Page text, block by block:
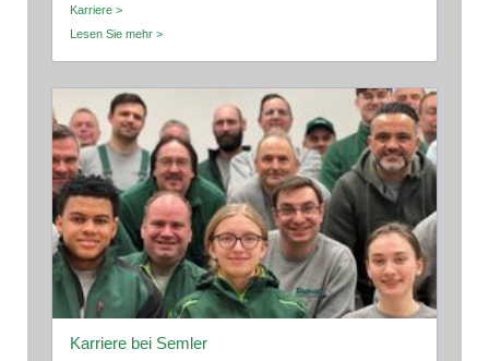
Karriere >
Lesen Sie mehr >
Karriere bei Semler